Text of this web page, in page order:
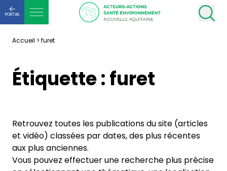
PORTAIL
Accueil > furet
Étiquette :furet
Retrouvez toutes les publications du site (articles
et vidéo) classées par dates, des plus récentes
aux plus anciennes.
Vous pouvez effectuer une recherche plus précise